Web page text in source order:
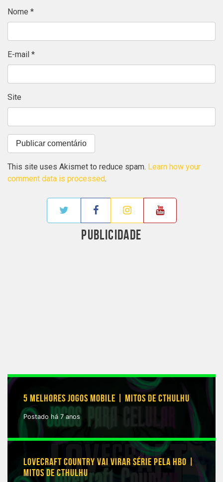
Nome *
E-mail *
Site
This site uses Akismet to reduce spam. Learn how your
comment data is processed.
PUBLICIDADE
5 MELHORES JOGOS MOBILE | MITOS DE CTHULHU
Postado há 7 anos
LOVECRAFT COUNTRY VAI VIRAR SÉRIE PELA HBO |
MITOS DE CTHULHU